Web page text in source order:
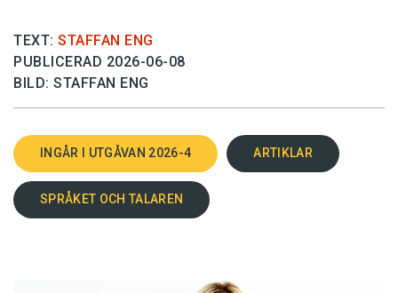
TEXT: STAFFAN ENG
PUBLICERAD 2026-06-08
BILD: STAFFAN ENG
INGÅR I UTGÅVAN 2026-4 ARTIKLAR
SPRÅKET OCH TALAREN